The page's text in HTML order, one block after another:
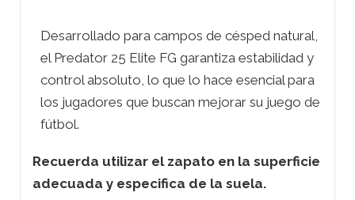
Desarrollado para campos de césped natural,
el Predator 25 Elite FG garantiza estabilidad y
control absoluto, lo que lo hace esencial para
los jugadores que buscan mejorar su juego de
fútbol.
Recuerda utilizar el zapato en la superficie
adecuada y especifica de la suela.